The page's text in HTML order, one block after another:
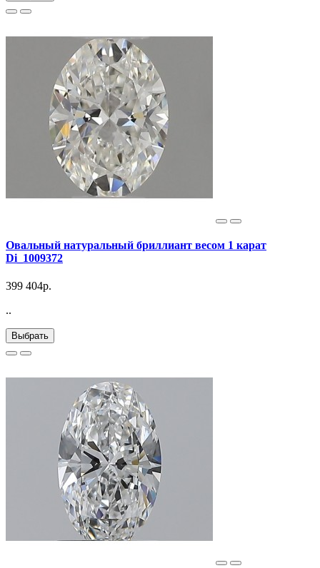
Овальный натуральный бриллиант весом 1 карат
Di_1009372
399 404р.
..
Выбрать